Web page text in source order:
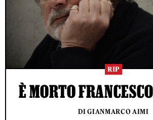
RIP
È MORTO
DI GIANMARCO AIMI